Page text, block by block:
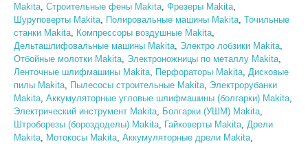
Makita, Строительные фены Makita, Фрезеры Makita,
Шуруповерты Makita, Полировальные машины Makita, Точильные
станки Makita, Компрессоры воздушные Makita,
Дельташлифовальные машины Makita, Электро лобзики Makita,
Отбойные молотки Makita, Электроножницы по металлу Makita,
Ленточные шлифмашины Makita, Перфораторы Makita, Дисковые
пилы Makita, Пылесосы строительные Makita, Электрорубанки
Makita, Аккумуляторные угловые шлифмашины (болгарки) Makita,
Электрический инструмент Makita, Болгарки (УШМ) Makita,
Штроборезы (бороздоделы) Makita, Гайковерты Makita, Дрели
Makita, Мотокосы Makita, Аккумуляторные дрели Makita,